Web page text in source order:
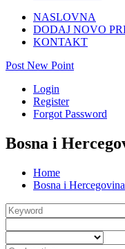
NASLOVNA
DODAJ NOVO
KONTAKT
Post New Point
Login
Register
Forgot Password
Bosna i
Home
Bosna i Hercegovina